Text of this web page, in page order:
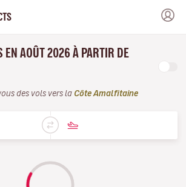
EN AOÛT 2026 À PARTIR DE
des vols vers la Côte Amalfitaine